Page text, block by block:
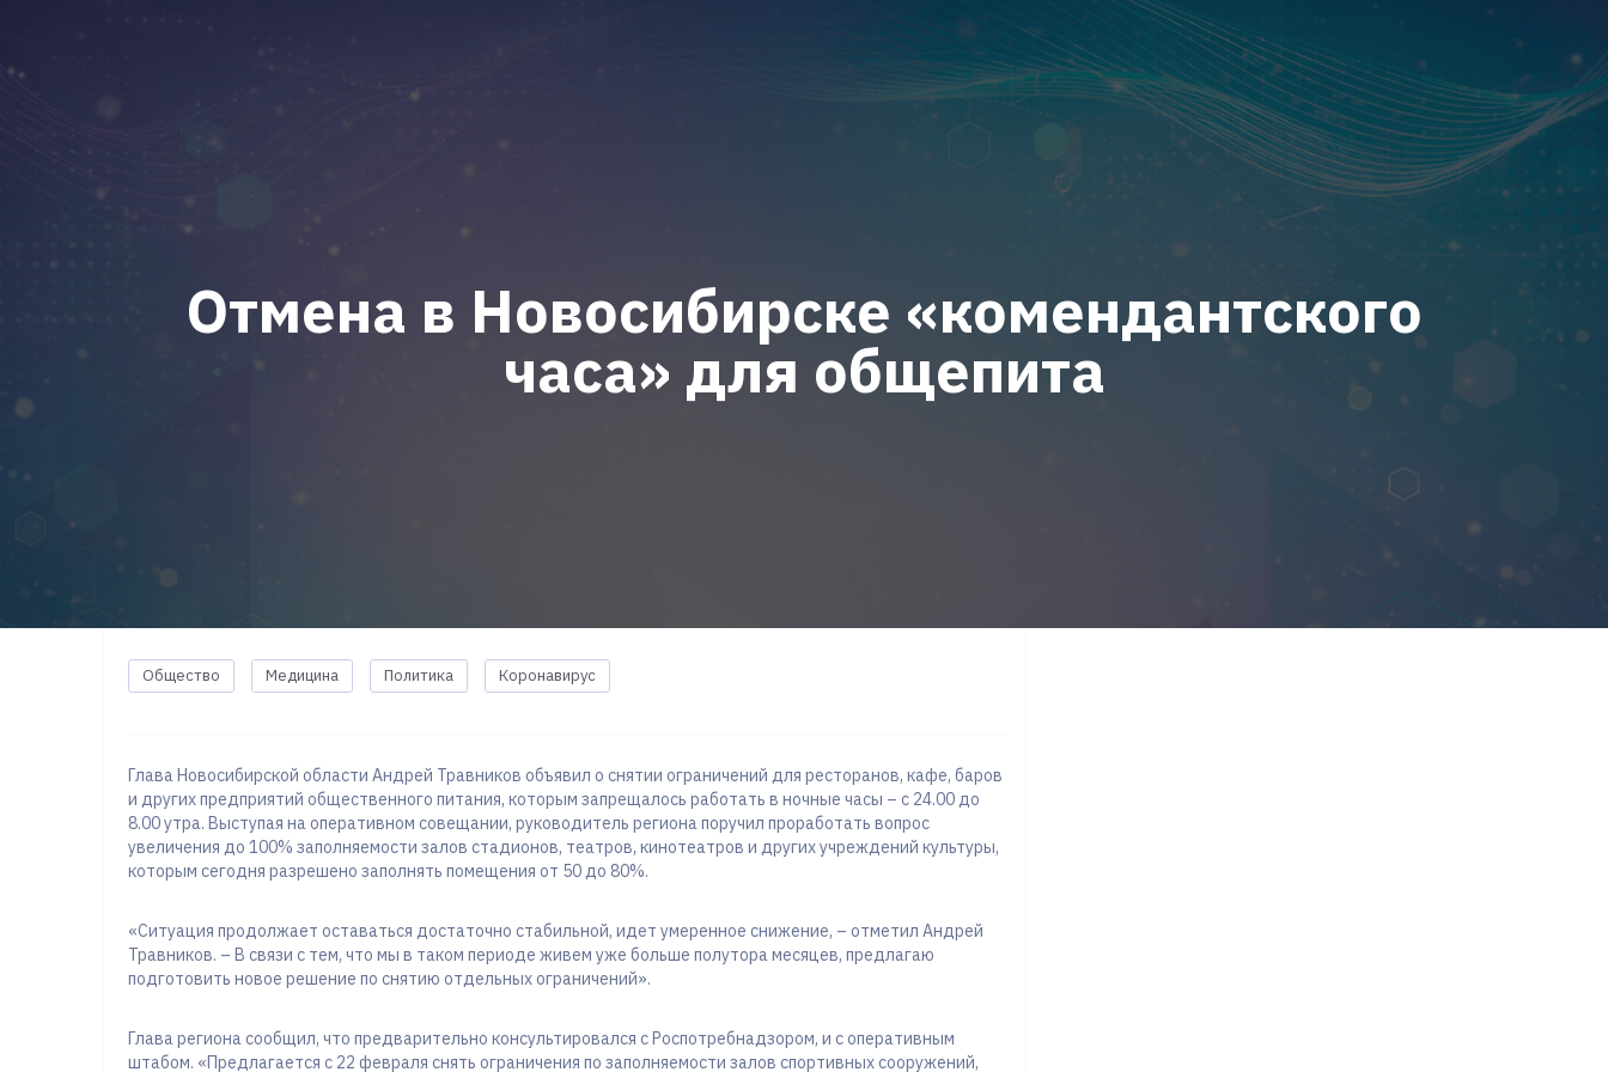
Отмена в Новосибирске «комендантского
часа» для общепита
Общество Медицина Политика Коронавирус
Глава Новосибирской области Андрей Травников объявил о снятии ограничений для ресторанов, кафе, баров
и других предприятий общественного питания, которым запрещалось работать в ночные часы – с 24.00 до
8.00 утра. Выступая на оперативном совещании, руководитель региона поручил проработать вопрос
увеличения до 100% заполняемости залов стадионов, театров, кинотеатров и других учреждений культуры,
которым сегодня разрешено заполнять помещения от 50 до 80%.
«Ситуация продолжает оставаться достаточно стабильной, идет умеренное снижение, – отметил Андрей
Травников. – В связи с тем, что мы в таком периоде живем уже больше полутора месяцев, предлагаю
подготовить новое решение по снятию отдельных ограничений».
Глава региона сообщил, что предварительно консультировался с Роспотребнадзором, и с оперативным
штабом. «Предлагается с 22 февраля снять ограничения по заполняемости залов спортивных сооружений,